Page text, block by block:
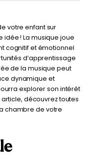
personnalisée
À partir
votre enfant sur
idée ! La musique joue
cognitif et émotionnel
d’apprentissage
de la musique peut
dynamique et
explorer son intérêt
découvrez toutes
chambre de votre